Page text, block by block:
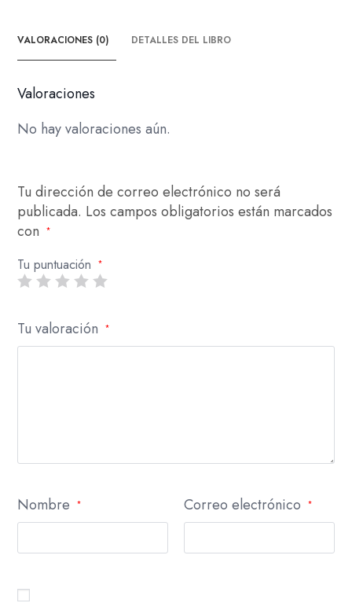
VALORACIONES (0) DETALLES DEL LIBRO
Valoraciones
No hay valoraciones aún.
Tu dirección de correo electrónico no será
publicada. Los campos obligatorios están marcados
con
*
Tu puntuación *
Tu valoración *
Nombre * Correo electrónico *